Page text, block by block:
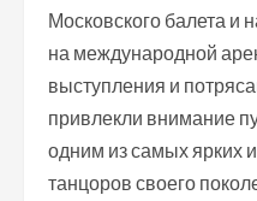
Московского балета и
на международной
выступления и
привлекли внимание
одним из самых ярких
танцоров своего